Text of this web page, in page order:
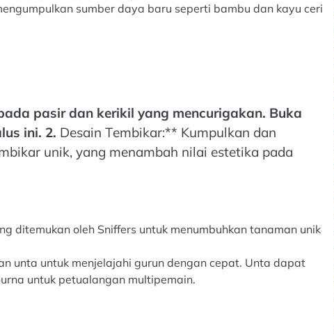
sumber daya baru seperti bambu dan kayu ceri
pasir dan kerikil yang mencurigakan. Buka
ini. 2. Desain Tembikar:** Kumpulkan dan
unik, yang menambah nilai estetika pada
ditemukan oleh Sniffers untuk menumbuhkan tanaman unik
unta untuk menjelajahi gurun dengan cepat. Unta dapat
untuk petualangan multipemain.